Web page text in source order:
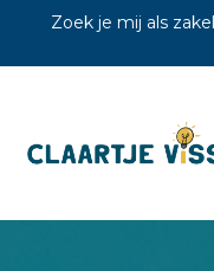
Zoek je mij als